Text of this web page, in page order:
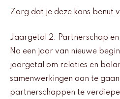
Zorg dat je deze kans benut
Jaargetal 2: Partnerschap
Na een jaar van nieuwe
jaargetal om relaties en
samenwerkingen aan te
partnerschappen te